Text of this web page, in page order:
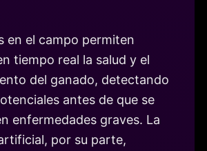
en el campo permiten
tiempo real la salud y el
del ganado, detectando
antes de que se
enfermedades graves. La
por su parte,